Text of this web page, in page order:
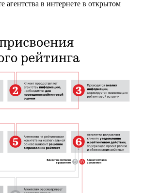
агентства в интернете в открытом